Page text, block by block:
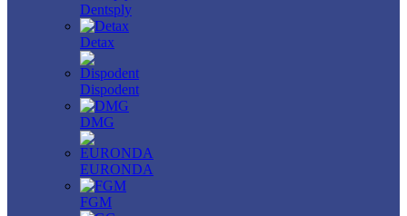
Dentsply
Detax
Dispodent
DMG
EURONDA
FGM